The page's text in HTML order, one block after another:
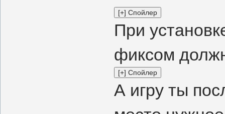
При
фиксом
А игру ты